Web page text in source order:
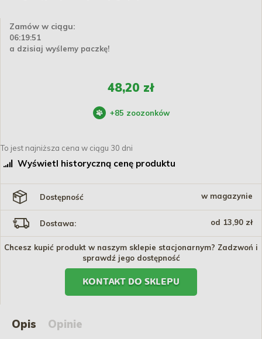
Zamów w ciągu:
06:19:50
a dzisiaj wyślemy paczkę!
48,20 zł
+85 zoozonków
To jest najniższa cena w ciągu 30 dni
Wyświetl historyczną cenę produktu
Dostępność w magazynie
Dostawa: od 13,90 zł
Chcesz kupić produkt w naszym sklepie stacjonarnym? Zadzwoń i
sprawdź jego dostępność
KONTAKT DO SKLEPU
Opis Opinie